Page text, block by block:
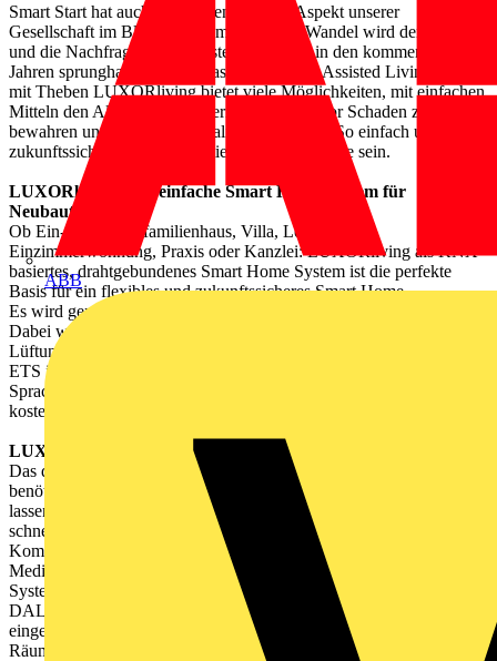
ABB
Smart Start hat auch noch einen anderen Aspekt unserer
Gesellschaft im Blick: Der demografische Wandel wird den Bedarf
und die Nachfrage nach Assistenzsystemen in den kommenden
Jahren sprunghaft ansteigen lassen. Ambient Assisted Living (AAL)
mit Theben LUXORliving bietet viele Möglichkeiten, mit einfachen
Mitteln den Alltag zu erleichtern, Menschen vor Schaden zu
bewahren und ihre Lebensqualität zu steigern. So einfach und
zukunftssicher kann der Einstieg ins Smart Home sein.
LUXORliving: Das einfache Smart Home System für
Neubauten
Ob Ein- oder Mehrfamilienhaus, Villa, Loft oder
Einzimmerwohnung, Praxis oder Kanzlei: LUXORliving als KNX-
basiertes, drahtgebundenes Smart Home System ist die perfekte
Basis für ein flexibles und zukunftssicheres Smart Home.
Es wird genauso verkabelt, wie jede andere KNX-Installation.
Dabei werden die einzelnen Gewerke wie Beleuchtung, Heizung,
Lüftung und Jalousien intelligent miteinander vernetzt und ohne
ETS in Betrieb genommen. Die Steuerung erfolgt komfortabel per
Sprache über Amazon Alexa oder Google Assistant, über die
kostenlose LUXORplay App oder per Taster.
LUXORliving RF: Ausbaustufe fürs TP-System
Das drahtgebundene LUXORliving-System eines Eigenheims
benötigt eine Erweiterung für den neuen Anbau? Mit LUXORliving
lassen sich bestehende drahtgebundene Installationen einfach und
schnell durch Funkaktoren erweitern – ohne zusätzliche
Kommunikationsleitung und mit allen gewohnten Funktionen. Der
Medienkoppler RF1 dient dabei als Schnittstelle zwischen TP-
System und RF-Komponenten. Darüber hinaus können z.B. auch
DALI-Lichtsysteme mit HCL- und RGBW-Funktionalität
eingebunden werden, um die Farbe und Farbtemperatur in den
Räumen individuell anzupassen.